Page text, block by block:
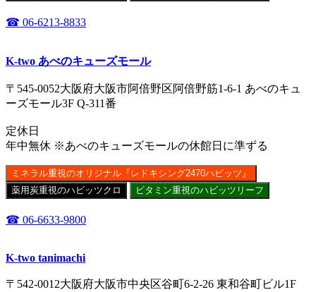
☎ 06-6213-8833
K-two あべのキューズモール
〒545-0052大阪府大阪市阿倍野区阿倍野筋1-6-1 あべのキュ
ーズモール3F Q-311番
定休日
年中無休 ※あべのキューズモールの休館日に準ずる
ミネラル重視のオリジナル『レドキシング2470ハビッツ』
薬用炭重視のハビッツクロ
ビタミン重視のハビッツリーフ
☎ 06-6633-9800
K-two tanimachi
〒542-0012大阪府大阪市中央区谷町6-2-26 東和谷町ビル1F